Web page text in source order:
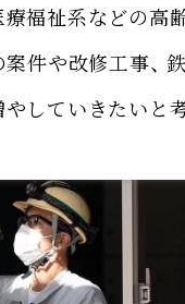
福祉系などの高
案件や改修工事、
していきたいと